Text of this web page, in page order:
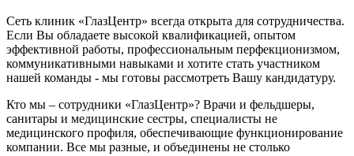
Сеть клиник «ГлазЦентр» всегда открыта для сотрудничества.
Если Вы обладаете высокой квалификацией, опытом
эффективной работы, профессиональным перфекционизмом,
коммуникативными навыками и хотите стать участником
нашей команды - мы готовы рассмотреть Вашу кандидатуру.
Кто мы – сотрудники «ГлазЦентр»? Врачи и фельдшеры,
санитары и медицинские сестры, специалисты не
медицинского профиля, обеспечивающие функционирование
компании. Все мы разные, и объединены не столько